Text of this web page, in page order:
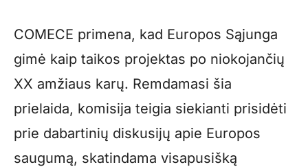
COMECE primena, kad Europos Sąjunga
gimė kaip taikos projektas po niokojančių
XX amžiaus karų. Remdamasi šia
prielaida, komisija teigia siekianti prisidėti
prie dabartinių diskusijų apie Europos
saugumą, skatindama visapusišką